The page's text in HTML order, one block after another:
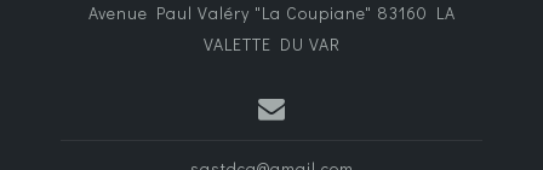
Avenue Paul Valéry "La Coupiane" 83160 LA
VALETTE DU VAR